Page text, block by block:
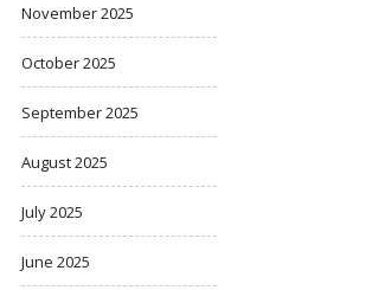
November 2025
October 2025
September 2025
August 2025
July 2025
June 2025